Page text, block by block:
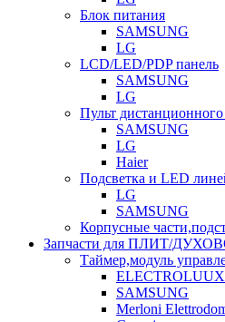
Блок питания
SAMSUNG
LG
LCD/LED/PDP панель
SAMSUNG
LG
Пульт
SAMSUNG
LG
Haier
Подсветка и LED
LG
SAMSUNG
Корпусные
Запчасти для ПЛИТ/
Таймер,модуль
SAMSUNG
Merloni